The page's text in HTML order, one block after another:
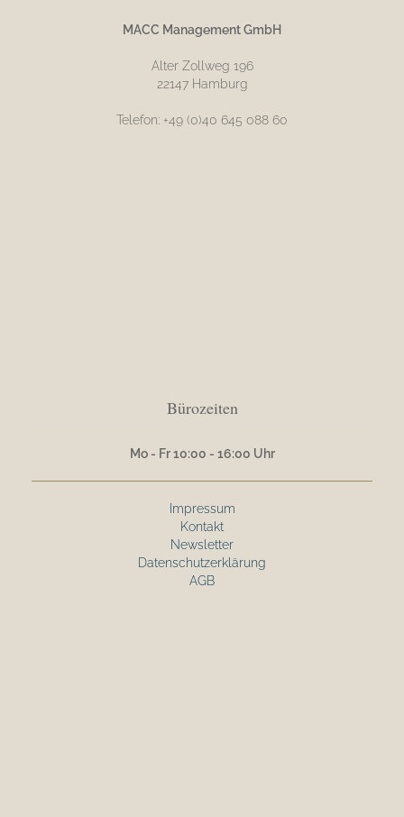
MACC Management GmbH
Alter Zollweg 196
22147 Hamburg
Telefon: +49 (0)40 645 088 60
Bürozeiten
Mo - Fr 10:00 - 16:00 Uhr
Impressum
Kontakt
Newsletter
Datenschutzerklärung
AGB